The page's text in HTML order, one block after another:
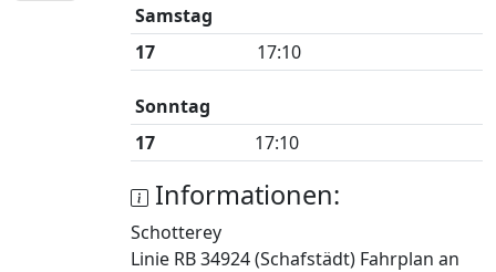
Samstag
17
17:10
Sonntag
17
17:10
Informationen:
Schotterey
Linie RB 34924 (Schafstädt) Fahrplan an